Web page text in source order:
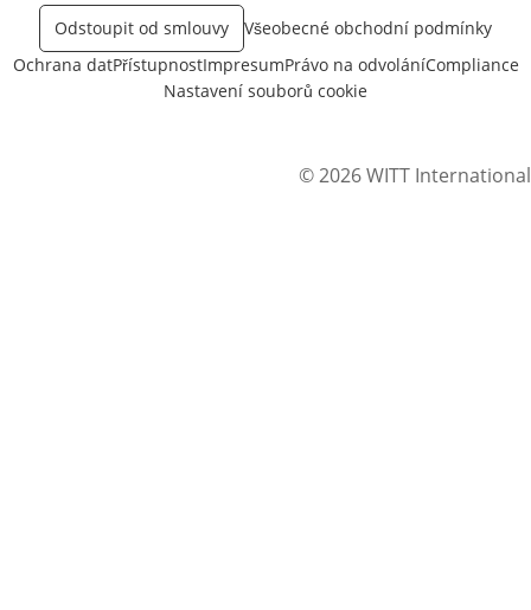
Odstoupit od smlouvy
Všeobecné obchodní podmínky
Ochrana datPřístupnostImpresumPrávo na odvoláníCompliance
Nastavení souborů cookie
© 2026 WITT International